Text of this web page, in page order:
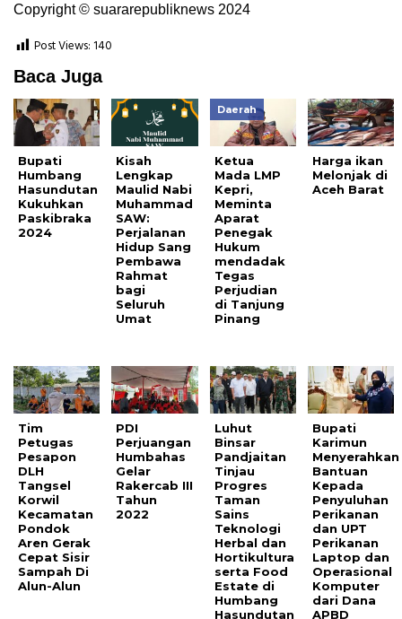
Copyright © suararepubliknews 2024
Post Views: 140
Baca Juga
Bupati
Humbang
Hasundutan
Kukuhkan
Paskibraka
2024
Kisah
Lengkap
Maulid Nabi
Muhammad
SAW:
Perjalanan
Hidup Sang
Pembawa
Rahmat
bagi
Seluruh
Umat
Daerah
Ketua
Mada LMP
Kepri,
Meminta
Aparat
Penegak
Hukum
mendadak
Tegas
Perjudian
di Tanjung
Pinang
Harga ikan
Melonjak di
Aceh Barat
Tim
Petugas
Pesapon
DLH
Tangsel
Korwil
Kecamatan
Pondok
Aren Gerak
Cepat Sisir
Sampah Di
Alun-Alun
PDI
Perjuangan
Humbahas
Gelar
Rakercab III
Tahun
2022
Luhut
Binsar
Pandjaitan
Tinjau
Progres
Taman
Sains
Teknologi
Herbal dan
Hortikultura
serta Food
Estate di
Humbang
Hasundutan
Bupati
Karimun
Menyerahkan
Bantuan
Kepada
Penyuluhan
Perikanan
dan UPT
Perikanan
Laptop dan
Operasional
Komputer
dari Dana
APBD